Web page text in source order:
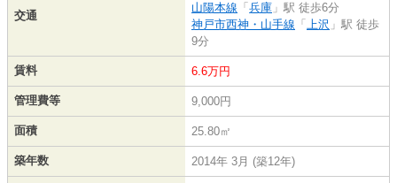
交通
山陽本線 「 兵庫 」駅 徒歩6分
神戸市西神・山手線 「 上沢 」駅 徒歩
9分
賃料 6.6万円
管理費等 9,000円
面積 25.80㎡
築年数 2014年 3月 (築12年)